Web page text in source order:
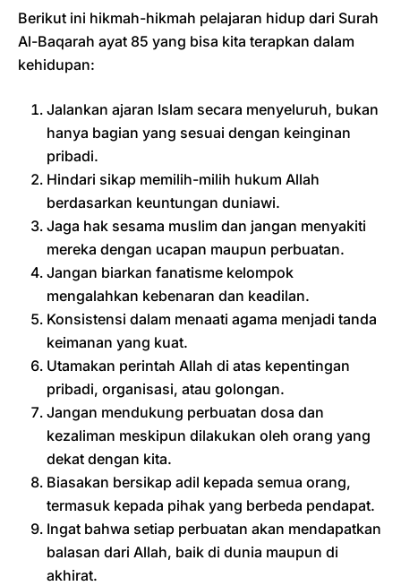
Berikut ini hikmah-hikmah pelajaran hidup dari Surah
Al-Baqarah ayat 85 yang bisa kita terapkan dalam
kehidupan:
Jalankan ajaran Islam secara menyeluruh, bukan
hanya bagian yang sesuai dengan keinginan
pribadi.
Hindari sikap memilih-milih hukum Allah
berdasarkan keuntungan duniawi.
Jaga hak sesama muslim dan jangan menyakiti
mereka dengan ucapan maupun perbuatan.
Jangan biarkan fanatisme kelompok
mengalahkan kebenaran dan keadilan.
Konsistensi dalam menaati agama menjadi tanda
keimanan yang kuat.
Utamakan perintah Allah di atas kepentingan
pribadi, organisasi, atau golongan.
Jangan mendukung perbuatan dosa dan
kezaliman meskipun dilakukan oleh orang yang
dekat dengan kita.
Biasakan bersikap adil kepada semua orang,
termasuk kepada pihak yang berbeda pendapat.
Ingat bahwa setiap perbuatan akan mendapatkan
balasan dari Allah, baik di dunia maupun di
akhirat.